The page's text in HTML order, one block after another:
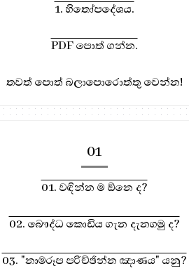
1. හිතෝපදේශය.
PDF පොත් ගන්න.
තවත් පොත් බලාපොරොත්තු වෙන්න!
01
01. වඳින්න ම ඕනෙ ද?
02. බෞද්ධ කොඩිය ගැන දැනගමු ද?
03. "නාමරූප පරිච්ඡින්න ඤාණය" යනු?